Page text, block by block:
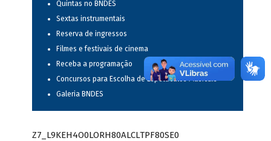
Quintas no BNDES
Sextas instrumentais
Reserva de ingressos
Filmes e festivais de cinema
Receba a programação
Concursos para Escolha de Espetáculos Musicais
Galeria BNDES
Z7_L9KEH4O0LORH80ALCLTPF80SE0